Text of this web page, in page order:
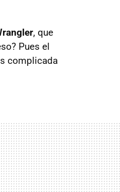
, que
Pues el
complicada